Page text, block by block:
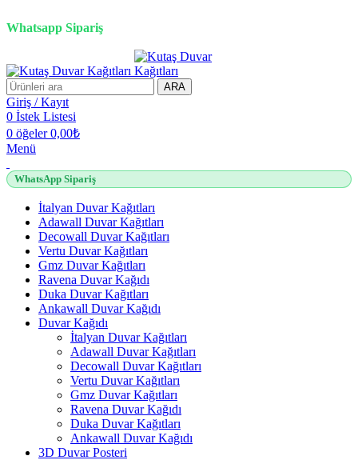
Whatsapp Sipariş
ARA
Giriş / Kayıt
0 İstek Listesi
0 öğeler 0,00₺
Menü
WhatsApp Sipariş
İtalyan Duvar Kağıtları
Adawall Duvar Kağıtları
Decowall Duvar Kağıtları
Vertu Duvar Kağıtları
Gmz Duvar Kağıtları
Ravena Duvar Kağıdı
Duka Duvar Kağıtları
Ankawall Duvar Kağıdı
Duvar Kağıdı
İtalyan Duvar Kağıtları
Adawall Duvar Kağıtları
Decowall Duvar Kağıtları
Vertu Duvar Kağıtları
Gmz Duvar Kağıtları
Ravena Duvar Kağıdı
Duka Duvar Kağıtları
Ankawall Duvar Kağıdı
3D Duvar Posteri